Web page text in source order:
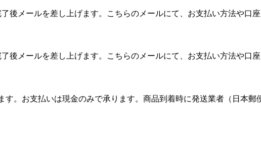
後メールを差し上げます。こちらのメールにて、お支払い方法や口
後メールを差し上げます。こちらのメールにて、お支払い方法や口
。お支払いは現金のみで承ります。商品到着時に発送業者（日本